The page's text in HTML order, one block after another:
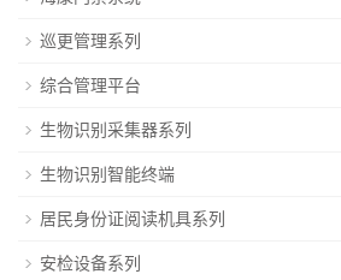
巡更管理系列
综合管理平台
生物识别采集器系列
生物识别智能终端
居民身份证阅读机具系列
安检设备系列